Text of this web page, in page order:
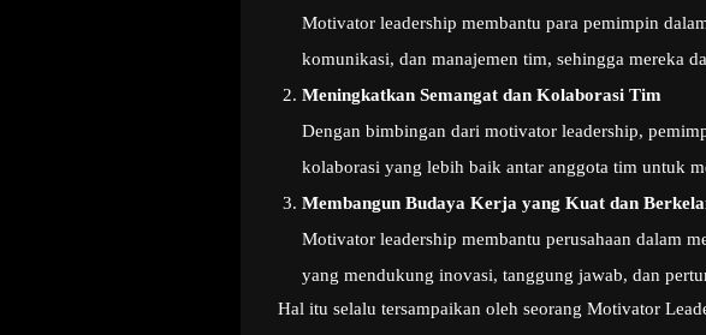
Motivator leadership membantu para pemimpin
komunikasi, dan manajemen tim, sehingga mereka
Meningkatkan Semangat dan Kolaborasi Tim
Dengan bimbingan dari motivator leadership,
kolaborasi yang lebih baik antar anggota tim untuk
Membangun Budaya Kerja yang Kuat dan
Motivator leadership membantu perusahaan dalam
yang mendukung inovasi, tanggung jawab, dan
Hal itu selalu tersampaikan oleh seorang Motivator